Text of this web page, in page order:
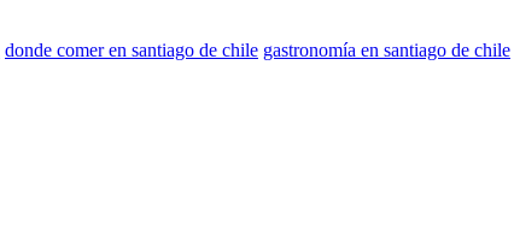
donde comer en santiago de chile gastronomía en santiago de chile